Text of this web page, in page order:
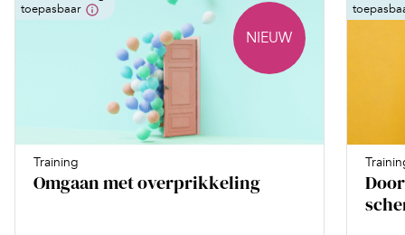
toepasbaar
NIEUW
Training
Omgaan met overprikkeling